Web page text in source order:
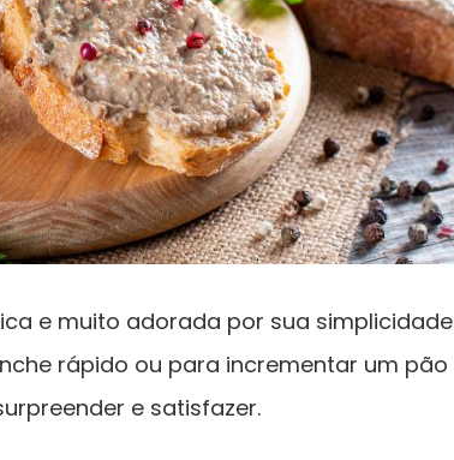
e muito adorada por sua simplicidade
rápido ou para incrementar um pão
e satisfazer.